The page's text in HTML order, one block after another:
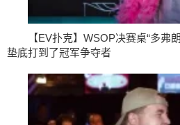
【EV扑克】WSOP决赛桌“多弗
垫底打到了冠军争夺者